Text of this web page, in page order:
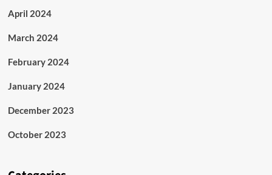
April 2024
March 2024
February 2024
January 2024
December 2023
October 2023